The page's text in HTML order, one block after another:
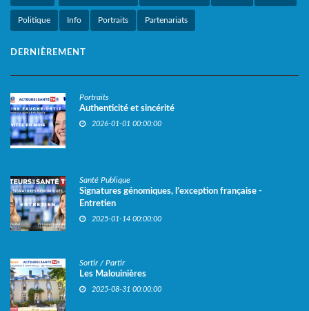
Politique Info Portraits Partenariats
DERNIÈREMENT
Portraits
Authenticité et sincérité
2026-01-01 00:00:00
Santé Publique
Signatures génomiques, l’exception française -
Entretien
2025-01-14 00:00:00
Sortir / Partir
Les Malouinières
2025-08-31 00:00:00